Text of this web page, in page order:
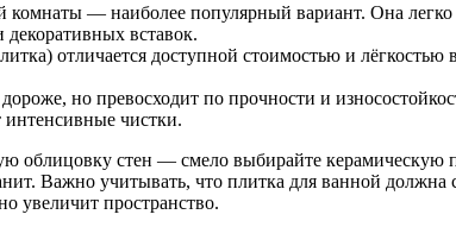
комнаты — наиболее популярный вариант. Она
вставок.
отличается доступной стоимостью и
но превосходит по прочности и
чистки.
облицовку стен — смело выбирайте
Важно учитывать, что плитка для ванной
увеличит пространство.